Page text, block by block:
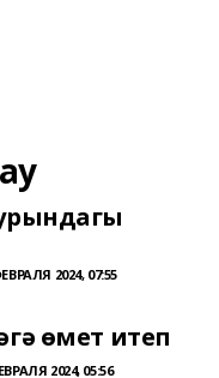
2024, 07:55
өмет итеп
2024, 05:56